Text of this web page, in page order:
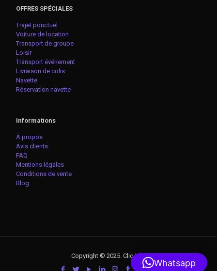
OFFRES SPÉCIALES
Trajet ponctuel
Voiture de location
Transport de groupe
Loisir
Transport événement
Livraison de colis
Navette
Réservation navette
Informations
À propos
Avis clients
FAQ
Mentions légales
Conditions de vente
Blog
Copyright © 2025. Clic-VTC
Whatsapp